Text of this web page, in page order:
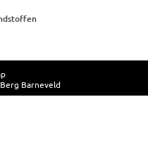
Barneveld